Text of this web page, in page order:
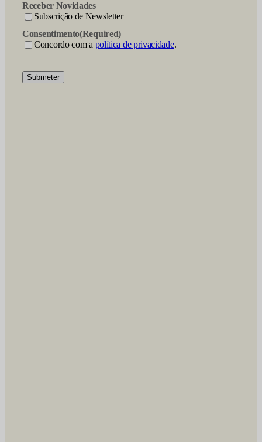
Receber Novidades
Subscrição de Newsletter
Consentimento(Required)
Concordo com a política de privacidade.
Submeter